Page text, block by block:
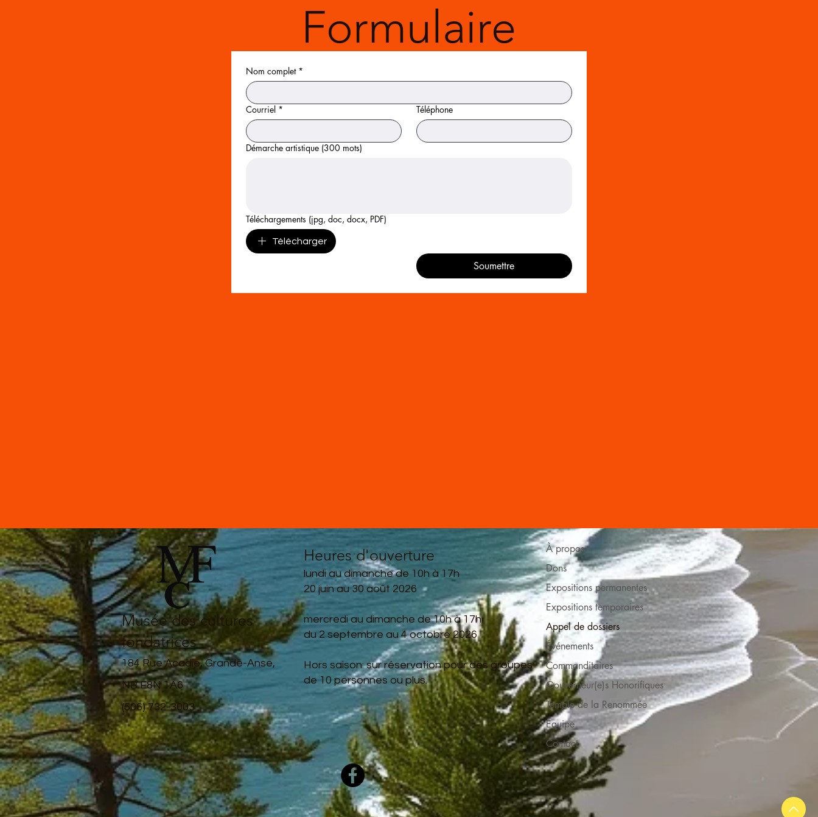
Formulaire
Nom complet *
Courriel * Téléphone
Démarche artistique (300 mots)
Téléchargements (jpg, doc, docx, PDF)
Télécharger
Soumettre
Musée des cultures
fondatrices
184 Rue Acadie, Grande-Anse,
NB E8N 1A6
(506) 732-3003
Heures d'ouverture
lundi au dimanche de 10h à 17h
20 juin au 30 août 2026
mercredi au dimanche de 10h à 17h
du 2 septembre au 4 octobre 2026
Hors saison: sur réservation pour des groupes
de 10 personnes ou plus.
À propos
Dons
Expositions permanentes
Expositions temporaires
Appel de dossiers
Événements
Commanditaires
Gouverneur(e)s Honorifiques
Temple de la Renommée
Équipe
Contact